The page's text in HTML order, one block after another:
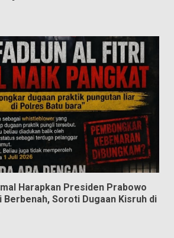
Harapkan Presiden Prabowo
Soroti Dugaan Kisruh di